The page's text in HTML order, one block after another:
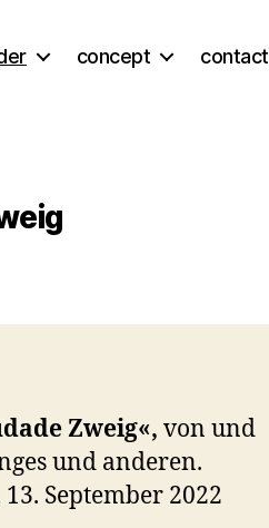
concept contact
Zweig«, von und
und anderen.
September 2022